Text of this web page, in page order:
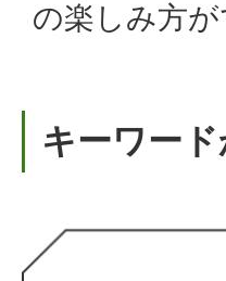
の楽しみ方
キーワー